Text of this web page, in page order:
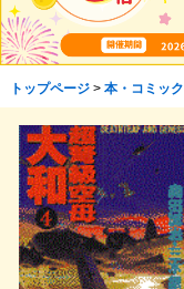
トップページ> 本・コミック